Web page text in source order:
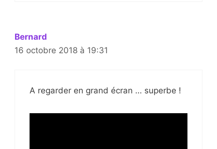
Bernard
16 octobre 2018 à 19:31
A regarder en grand écran … superbe !